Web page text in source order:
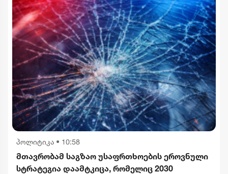
პოლიტიკა • 10:58
მთავრობამ საგზაო უსაფრთხოების ეროვნული
სტრატეგია დაამტკიცა, რომელიც 2030